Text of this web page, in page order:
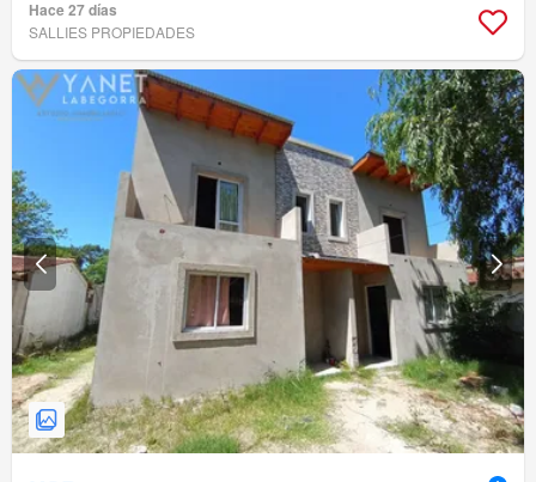
Hace 27 días
SALLIES PROPIEDADES